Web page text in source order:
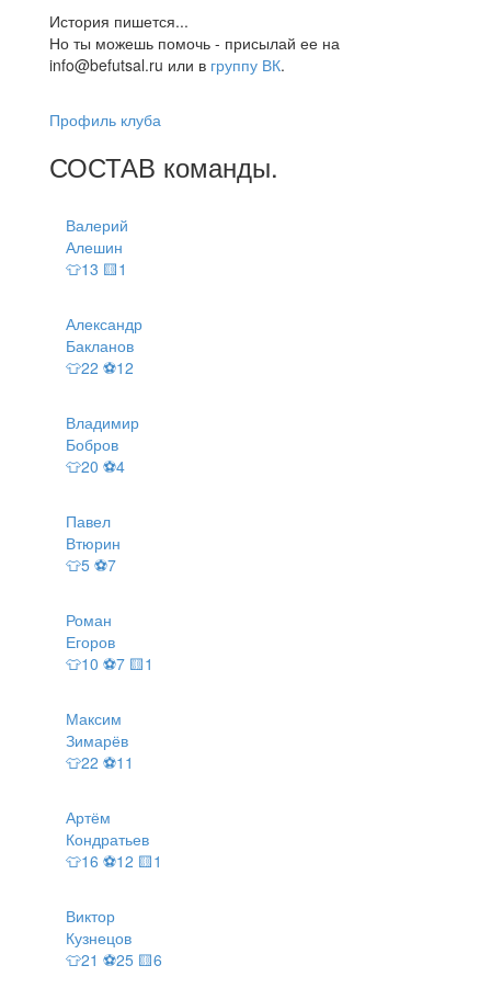
История пишется...
Но ты можешь помочь - присылай ее на
info@befutsal.ru или в группу ВК.
Профиль клуба
СОСТАВ команды.
Валерий
Алешин
👕13 🟨1
Александр
Бакланов
👕22 ⚽12
Владимир
Бобров
👕20 ⚽4
Павел
Втюрин
👕5 ⚽7
Роман
Егоров
👕10 ⚽7 🟨1
Максим
Зимарёв
👕22 ⚽11
Артём
Кондратьев
👕16 ⚽12 🟨1
Виктор
Кузнецов
👕21 ⚽25 🟨6